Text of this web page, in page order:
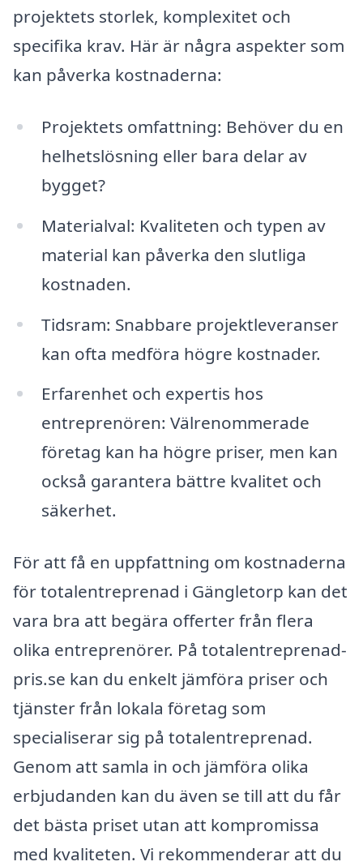
projektets storlek, komplexitet och
specifika krav. Här är några aspekter som
kan påverka kostnaderna:
Projektets omfattning: Behöver du en
helhetslösning eller bara delar av
bygget?
Materialval: Kvaliteten och typen av
material kan påverka den slutliga
kostnaden.
Tidsram: Snabbare projektleveranser
kan ofta medföra högre kostnader.
Erfarenhet och expertis hos
entreprenören: Välrenommerade
företag kan ha högre priser, men kan
också garantera bättre kvalitet och
säkerhet.
För att få en uppfattning om kostnaderna
för totalentreprenad i Gängletorp kan det
vara bra att begära offerter från flera
olika entreprenörer. På totalentreprenad-
pris.se kan du enkelt jämföra priser och
tjänster från lokala företag som
specialiserar sig på totalentreprenad.
Genom att samla in och jämföra olika
erbjudanden kan du även se till att du får
det bästa priset utan att kompromissa
med kvaliteten. Vi rekommenderar att du